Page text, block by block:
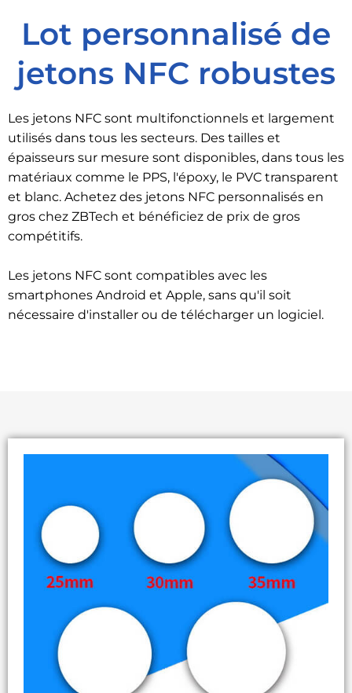
Lot personnalisé de
jetons NFC robustes
Les jetons NFC sont multifonctionnels et largement
utilisés dans tous les secteurs. Des tailles et
épaisseurs sur mesure sont disponibles, dans tous les
matériaux comme le PPS, l'époxy, le PVC transparent
et blanc. Achetez des jetons NFC personnalisés en
gros chez ZBTech et bénéficiez de prix de gros
compétitifs.
Les jetons NFC sont compatibles avec les
smartphones Android et Apple, sans qu'il soit
nécessaire d'installer ou de télécharger un logiciel.